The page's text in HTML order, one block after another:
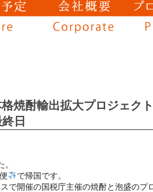
焼酎輸出拡大プロジェク
日
で帰国です。
で開催の国税庁主催の焼酎と泡盛のプ